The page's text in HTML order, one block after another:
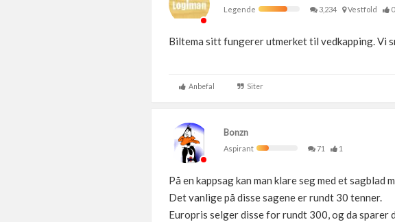
Legende
3,234 Vestfold 0
Biltema sitt fungerer utmerket til vedkapping. Vi
Anbefal Siter
Bonzn
Aspirant
71 1
På en kappsag kan man klare seg med et sagblad
Det vanlige på disse sagene er rundt 30 tenner.
Europris selger disse for rundt 300, og da sparer